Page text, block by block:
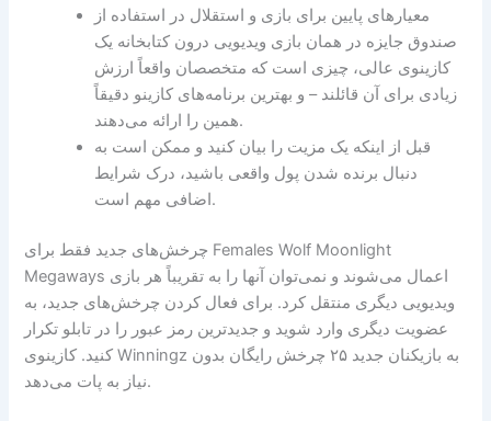
معیارهای پایین برای بازی و استقلال در استفاده از
صندوق جایزه در همان بازی ویدیویی درون کتابخانه یک
کازینوی عالی، چیزی است که متخصصان واقعاً ارزش
زیادی برای آن قائلند – و بهترین برنامه‌های کازینو دقیقاً
همین را ارائه می‌دهند.
قبل از اینکه یک مزیت را بیان کنید و ممکن است به
دنبال برنده شدن پول واقعی باشید، درک شرایط
اضافی مهم است.
چرخش‌های جدید فقط برای Females Wolf Moonlight
Megaways اعمال می‌شوند و نمی‌توان آنها را به تقریباً هر بازی
ویدیویی دیگری منتقل کرد. برای فعال کردن چرخش‌های جدید، به
عضویت دیگری وارد شوید و جدیدترین رمز عبور را در تابلو تکرار
کنید. کازینوی Winningz به بازیکنان جدید ۲۵ چرخش رایگان بدون
نیاز به پات می‌دهد.